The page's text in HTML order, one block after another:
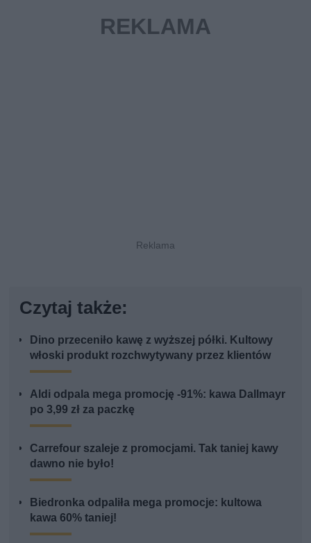
Czytaj także:
Dino przeceniło kawę z wyższej półki. Kultowy
włoski produkt rozchwytywany przez klientów
Aldi odpala mega promocję -91%: kawa Dallmayr
po 3,99 zł za paczkę
Carrefour szaleje z promocjami. Tak taniej kawy
dawno nie było!
Biedronka odpaliła mega promocje: kultowa
kawa 60% taniej!